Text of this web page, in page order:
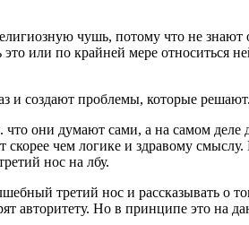
чушь, потому что не
или по крайней мере относиться
и создают проблемы, которые
что они думают сами, а на самом
скорее чем логике и здравому
нос на лбу.
третий нос и рассказывать о
авторитету. Но в принципе это на